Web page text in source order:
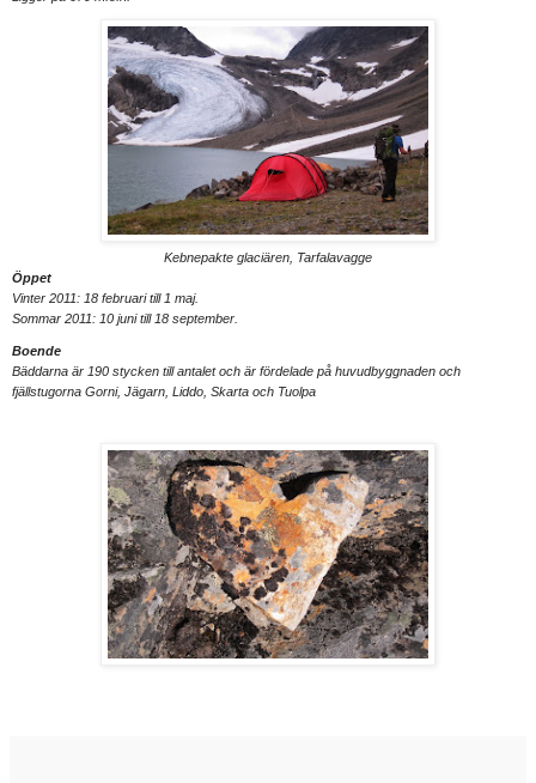
Kebnepakte glaciären, Tarfalavagge
Öppet
Vinter 2011: 18 februari till 1 maj.
Sommar 2011: 10 juni till 18 september.
Boende
Bäddarna är 190 stycken till antalet och är fördelade på huvudbyggnaden och
fjällstugorna Gorni, Jägarn, Liddo, Skarta och Tuolpa